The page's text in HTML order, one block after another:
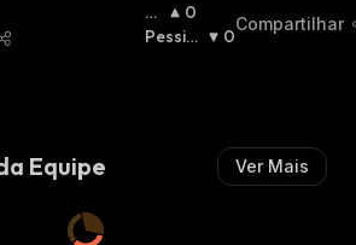
Ot
Im
0
Pessimi
0
Compartilhar
Equipe Ver Mais